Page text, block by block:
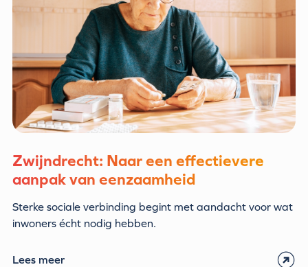
Zwijndrecht: Naar een effectievere
aanpak van eenzaamheid
Sterke sociale verbinding begint met aandacht voor wat
inwoners écht nodig hebben.
Lees meer